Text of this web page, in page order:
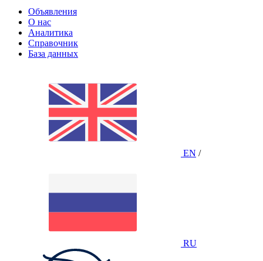
Объявления
О нас
Аналитика
Справочник
База данных
EN /
RU